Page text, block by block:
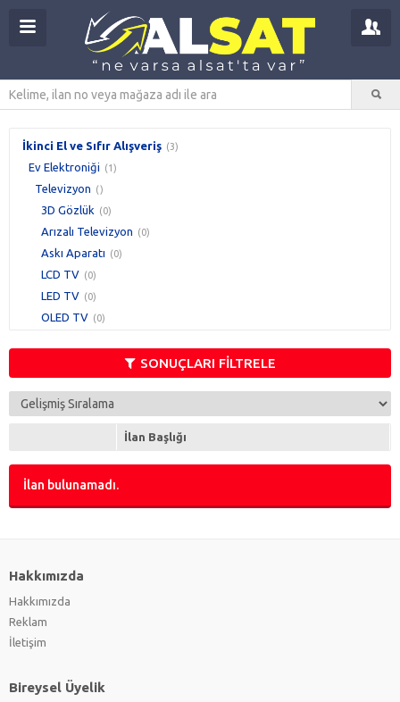
İkinci El ve Sıfır Alışveriş (3)
Ev Elektroniği (1)
Televizyon ()
3D Gözlük (0)
Arızalı Televizyon (0)
Askı Aparatı (0)
LCD TV (0)
LED TV (0)
OLED TV (0)
Projeksiyon TV
Tüplü TV (0)
SONUÇLARI FİLTRELE
İlan Başlığı
İlan bulunamadı.
Hakkımızda
Hakkımızda
Reklam
İletişim
Bireysel Üyelik